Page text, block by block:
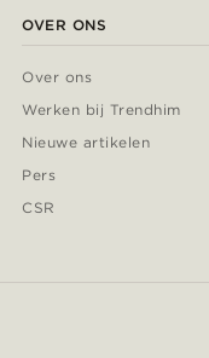
OVER ONS
Over ons
Werken bij Trendhim
Nieuwe artikelen
Pers
CSR